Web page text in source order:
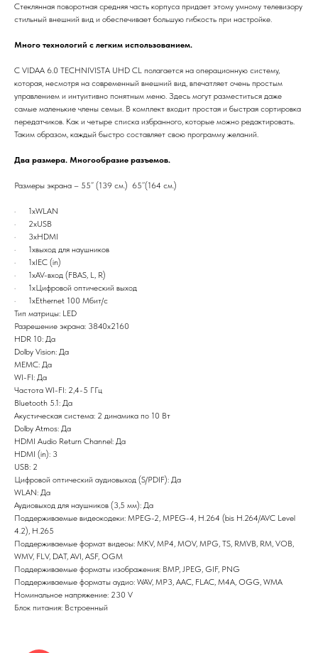
Стеклянная поворотная средняя часть корпуса придает этому умному телевизору
стильный внешний вид и обеспечивает большую гибкость при настройке.
Много технологий с легким использованием.
С VIDAA 6.0 TECHNIVISTA UHD CL полагается на операционную систему,
которая, несмотря на современный внешний вид, впечатляет очень простым
управлением и интуитивно понятным меню. Здесь могут разместиться даже
самые маленькие члены семьи. В комплект входит простая и быстрая сортировка
передатчиков. Как и четыре списка избранного, которые можно редактировать.
Таким образом, каждый быстро составляет свою программу желаний.
Два размера. Многообразие разъемов.
Размеры экрана – 55” (139 см.) 65’’(164 см.)
· 1хWLAN
· 2хUSB
· 3xHDMI
· 1xвыход для наушников
· 1хIEC (in)
· 1xAV-вход (FBAS, L, R)
· 1хЦифровой оптический выход
· 1хEthernet 100 Мбит/с
Тип матрицы: LED
Разрешение экрана: 3840х2160
HDR 10: Да
Dolby Vision: Да
MEMC: Да
WI-FI: Да
Частота WI-FI: 2,4-5 ГГц
Bluetooth 5.1: Да
Акустическая система: 2 динамика по 10 Вт
Dolby Atmos: Да
HDMI Audio Return Channel: Да
HDMI (in): 3
USB: 2
Цифровой оптический аудиовыход (S/PDIF): Да
WLAN: Да
Аудиовыход для наушников (3,5 мм): Да
Поддерживаемые видеокодеки: MPEG-2, MPEG-4, H.264 (bis H.264/AVC Level
4.2), H.265
Поддерживаемые формат видеоы: MKV, MP4, MOV, MPG, TS, RMVB, RM, VOB,
WMV, FLV, DAT, AVI, ASF, OGM
Поддерживаемые форматы изображения: BMP, JPEG, GIF, PNG
Поддерживаемые форматы аудио: WAV, MP3, AAC, FLAC, M4A, OGG, WMA
Номинальное напряжение: 230 V
Блок питания: Встроенный